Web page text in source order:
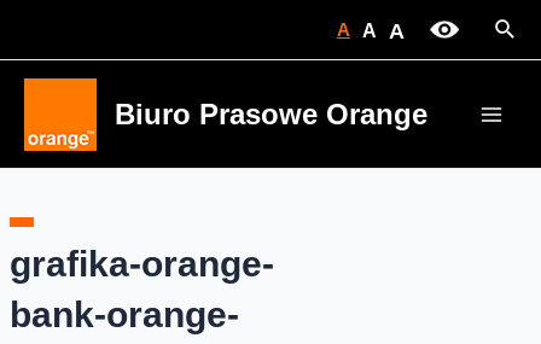
A A A
Biuro Prasowe Orange
grafika-orange-
bank-orange-